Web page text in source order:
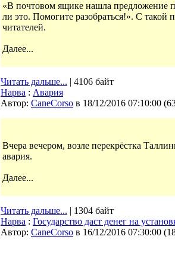
«В почтовом ящике нашла предложение
ли это. Помогите разобраться!». С такой
читателей.
Далее...
Читать дальше... | 4106 байт
Нарва : Авария
Автор: CaneCorso в 18/12/2016 07:10:00 (
Вчера вечером, возле перекрёстка
авария.
Далее...
Читать дальше... | 1304 байт
Нарва : Государство даст денег на
Автор: CaneCorso в 16/12/2016 07:30:00 (